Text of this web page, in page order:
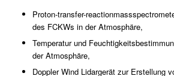
Proton-transfer-
des FCKWs in der Atmosphäre,
Temperatur und
der Atmosphäre,
Doppler Wind Lidargerät zur Erstellung